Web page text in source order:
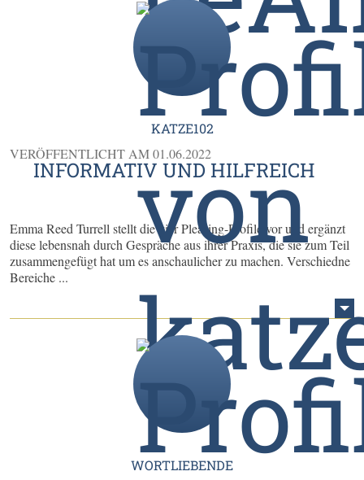
KATZE102
VERÖFFENTLICHT AM01.06.2022
INFORMATIV UND HILFREICH
Emma Reed Turrell stellt die vier Pleasing-Profile vor und ergänzt
diese lebensnah durch Gespräche aus ihrer Praxis, die sie zum Teil
zusammengefügt hat um es anschaulicher zu machen. Verschiedne
Bereiche ...
WORTLIEBENDE